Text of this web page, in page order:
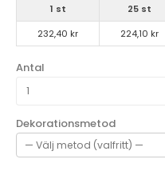
1 st 25 st
232,40 kr
224,10 kr
Antal
Dekorationsmetod